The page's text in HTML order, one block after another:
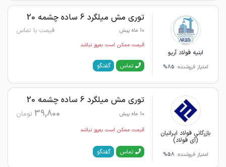
ابنیه فولاد آریو
امتیاز فروشنده: 85%
توری مش میلگرد 6 ساده چشمه 20
10 ماه پیش قیمت با تماس
قیمت ممکن است به‌روز نباشد
تماس گفتگو
بازرگانی فولاد ایرانیان
(آی فولاد)
امتیاز فروشنده: 58%
توری مش میلگرد 6 ساده چشمه 20
10 ماه پیش 39,800 تومان
قیمت ممکن است به‌روز نباشد
تماس گفتگو